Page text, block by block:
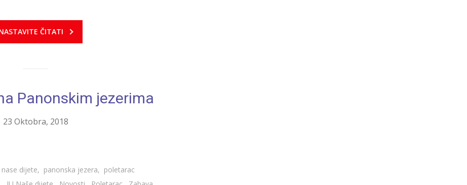
ČITATI
Panonskim jezerima
23 Oktobra, 2018
nase dijete, panonska jezera, poletarac